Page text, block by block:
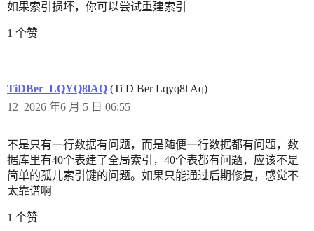
如果索引损坏，你可以尝试重建索引
1 个赞
TiDBer_LQYQ8lAQ (Ti D Ber Lqyq8l Aq)
2026 年6 月 5 日 06:55
12
不是只有一行数据有问题，而是随便一行数据都有问题，数
据库里有40个表建了全局索引，40个表都有问题，应该不是
简单的孤儿索引键的问题。如果只能通过后期修复，感觉不
太靠谱啊
1 个赞